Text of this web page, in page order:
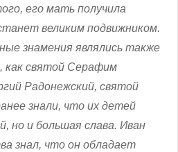
его мать получила
великим подвижником.
знамения являлись также
как святой Серафим
Радонежский, святой
знали, что их детей
но и большая слава. Иван
знал, что он обладает